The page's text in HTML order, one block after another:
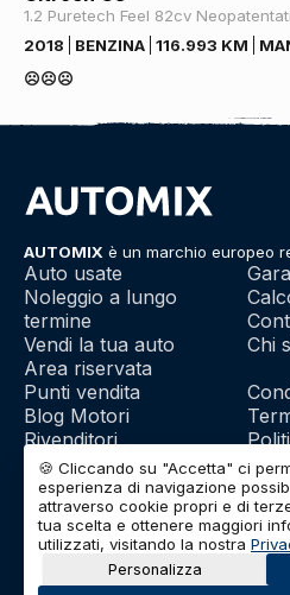
1.2 Puretech Feel 82cv Neopatentati
2018
BENZINA 116.993 KM
☹️☹️☹️
AUTOMIX è un marchio europeo
Auto usate
Noleggio a lungo
termine
Vendi la tua auto
Area riservata
Chi
Punti vendita
Blog Motori
Rivenditori
Franchising
© 2026 | AUTOMIX S.r.l. | Partita
Sociale: Euro 10.000 i.v.
🍪 Cliccando su "Accetta" ci
esperienza di navigazione
attraverso cookie propri e di
tua scelta e ottenere maggiori
utilizzati, visitando la nostra
Personalizza